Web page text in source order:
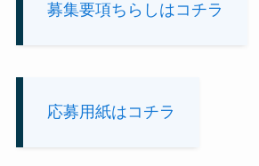
募集要項ちらしはコチラ
応募用紙はコチラ